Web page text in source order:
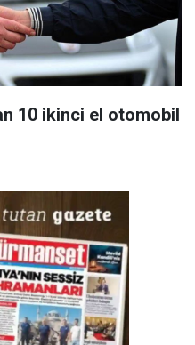
10 ikinci el otomobil